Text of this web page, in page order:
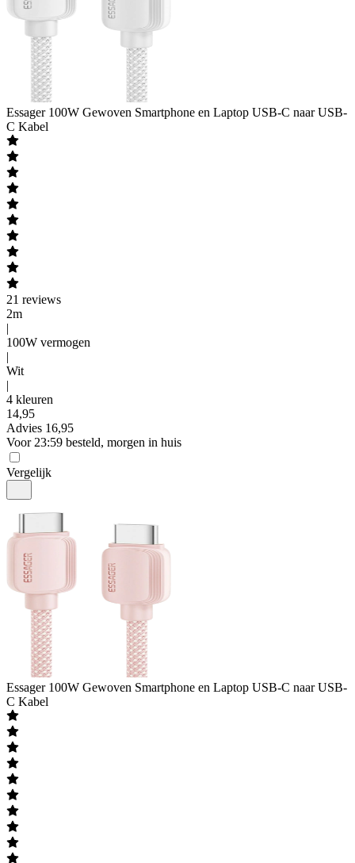
Essager 100W Gewoven Smartphone en Laptop USB-C naar USB-
C Kabel
21 reviews
2m
|
100W vermogen
|
Wit
|
4 kleuren
14,95
Advies 16,95
Voor 23:59 besteld, morgen in huis
Vergelijk
Essager 100W Gewoven Smartphone en Laptop USB-C naar USB-
C Kabel